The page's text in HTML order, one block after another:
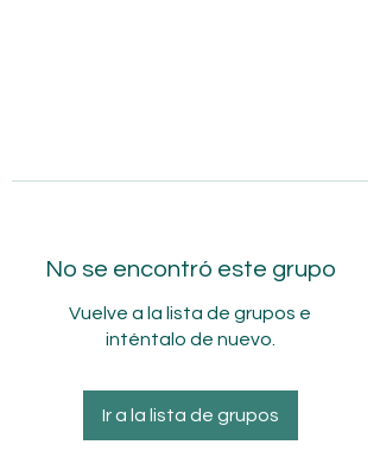
No se encontró este grupo
Vuelve a la lista de grupos e
inténtalo de nuevo.
Ir a la lista de grupos